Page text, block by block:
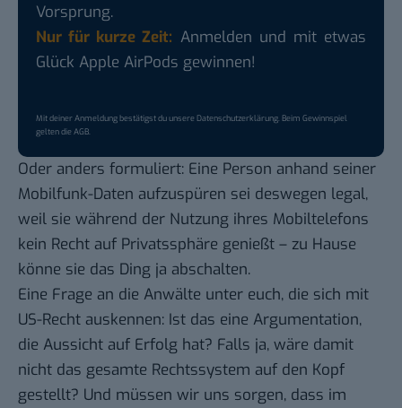
Vorsprung.
Nur für kurze Zeit: Anmelden und mit etwas
Glück Apple AirPods gewinnen!
Mit deiner Anmeldung bestätigst du unsereDatenschutzerklärung. Beim Gewinnspiel
gelten dieAGB.
Oder anders formuliert: Eine Person anhand seiner
Mobilfunk-Daten aufzuspüren sei deswegen legal,
weil sie während der Nutzung ihres Mobiltelefons
kein Recht auf Privatssphäre genießt – zu Hause
könne sie das Ding ja abschalten.
Eine Frage an die Anwälte unter euch, die sich mit
US-Recht auskennen: Ist das eine Argumentation,
die Aussicht auf Erfolg hat? Falls ja, wäre damit
nicht das gesamte Rechtssystem auf den Kopf
gestellt? Und müssen wir uns sorgen, dass im